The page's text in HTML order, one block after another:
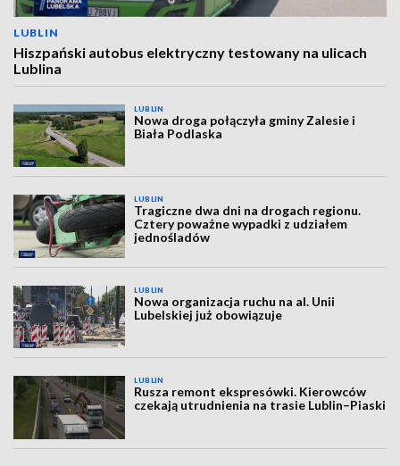
LUBLIN
Hiszpański autobus elektryczny testowany na ulicach
Lublina
LUBLIN
Nowa droga połączyła gminy Zalesie i
Biała Podlaska
LUBLIN
Tragiczne dwa dni na drogach regionu.
Cztery poważne wypadki z udziałem
jednośladów
LUBLIN
Nowa organizacja ruchu na al. Unii
Lubelskiej już obowiązuje
LUBLIN
Rusza remont ekspresówki. Kierowców
czekają utrudnienia na trasie Lublin–Piaski